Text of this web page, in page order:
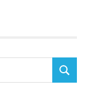
SEARCH